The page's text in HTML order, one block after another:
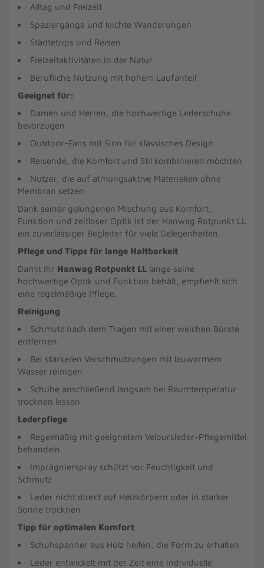
Alltag und Freizeit
Spaziergänge und leichte Wanderungen
Städtetrips und Reisen
Freizeitaktivitäten in der Natur
Berufliche Nutzung mit hohem Laufanteil
Geeignet für:
Damen und Herren, die hochwertige Lederschuhe
bevorzugen
Outdoor-Fans mit Sinn für klassisches Design
Reisende, die Komfort und Stil kombinieren möchten
Nutzer, die auf atmungsaktive Materialien ohne
Membran setzen
Dank seiner gelungenen Mischung aus Komfort,
Funktion und zeitloser Optik ist der Hanwag Rotpunkt LL
ein zuverlässiger Begleiter für viele Gelegenheiten.
Pflege und Tipps für lange Haltbarkeit
Damit Ihr Hanwag Rotpunkt LL lange seine
hochwertige Optik und Funktion behält, empfiehlt sich
eine regelmäßige Pflege.
Reinigung
Schmutz nach dem Tragen mit einer weichen Bürste
entfernen
Bei stärkeren Verschmutzungen mit lauwarmem
Wasser reinigen
Schuhe anschließend langsam bei Raumtemperatur
trocknen lassen
Lederpflege
Regelmäßig mit geeignetem Veloursleder-Pflegemittel
behandeln
Imprägnierspray schützt vor Feuchtigkeit und
Schmutz
Leder nicht direkt auf Heizkörpern oder in starker
Sonne trocknen
Tipp für optimalen Komfort
Schuhspanner aus Holz helfen, die Form zu erhalten
Leder entwickelt mit der Zeit eine individuelle